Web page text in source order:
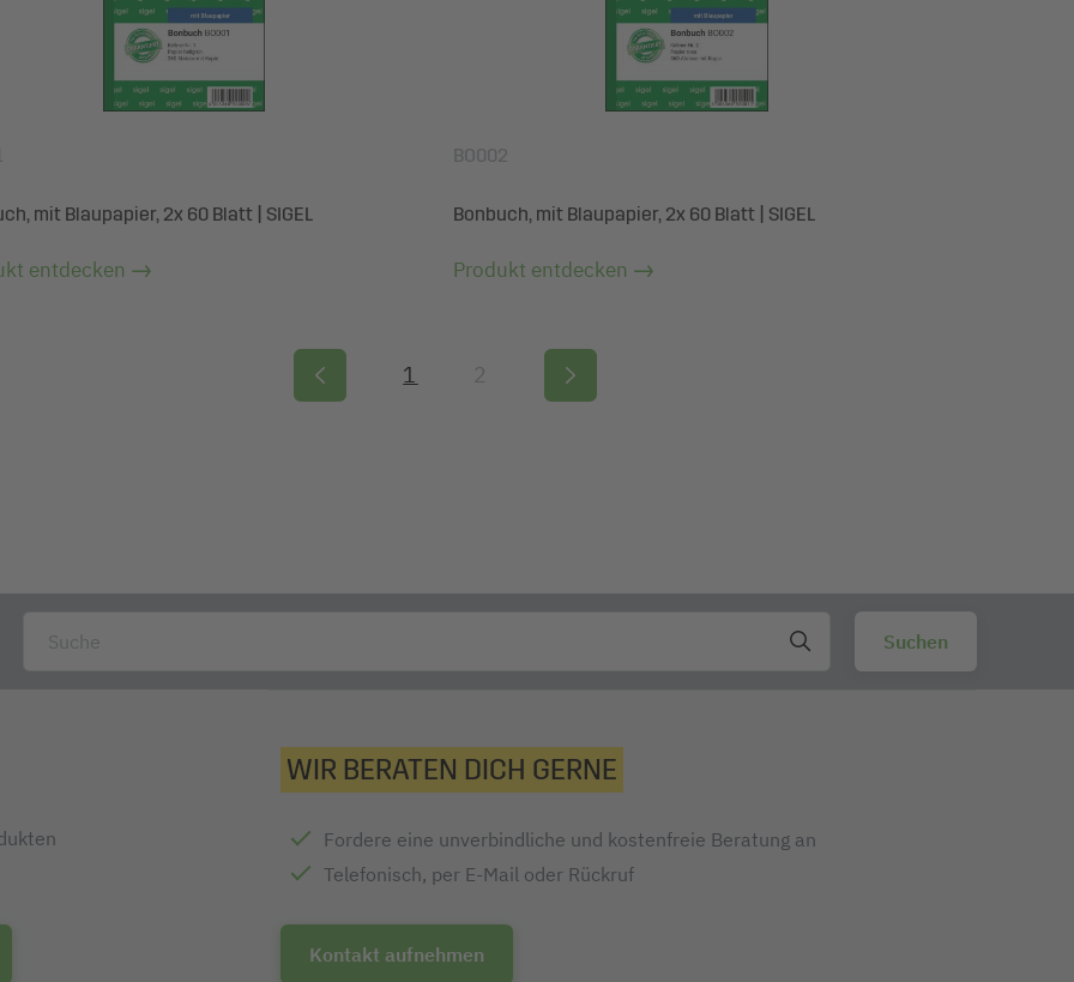
mit Blaupapier, 2x 60 Blatt | SIGEL
entdecken
BO002
Bonbuch, mit Blaupapier, 2x 60 Blatt | SIGEL
Produkt entdecken
1 2
WIR BERATEN DICH GERNE
Fordere eine unverbindliche und kostenfreie Beratung an
Telefonisch, per E-Mail oder Rückruf
Kontakt aufnehmen